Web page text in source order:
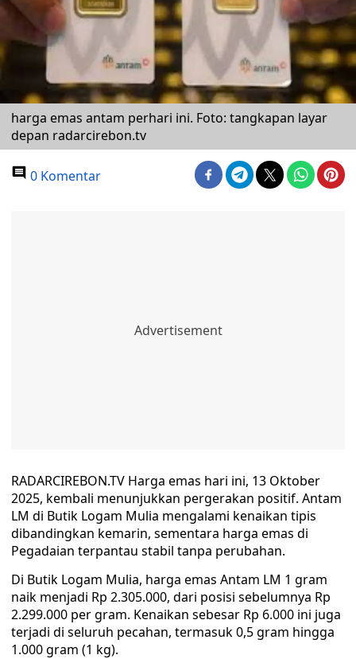
harga emas antam perhari ini. Foto: tangkapan layar
depan radarcirebon.tv
0 Komentar
RADARCIREBON.TV Harga emas hari ini, 13 Oktober
2025, kembali menunjukkan pergerakan positif. Antam
LM di Butik Logam Mulia mengalami kenaikan tipis
dibandingkan kemarin, sementara harga emas di
Pegadaian terpantau stabil tanpa perubahan.
Di Butik Logam Mulia, harga emas Antam LM 1 gram
naik menjadi Rp 2.305.000, dari posisi sebelumnya Rp
2.299.000 per gram. Kenaikan sebesar Rp 6.000 ini juga
terjadi di seluruh pecahan, termasuk 0,5 gram hingga
1.000 gram (1 kg).